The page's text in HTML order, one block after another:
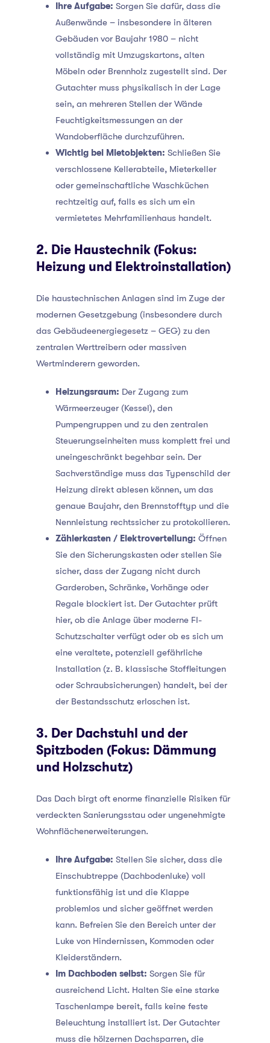
Ihre Aufgabe: Sorgen Sie dafür, dass die
Außenwände – insbesondere in älteren
Gebäuden vor Baujahr 1980 – nicht
vollständig mit Umzugskartons, alten
Möbeln oder Brennholz zugestellt sind. Der
Gutachter muss physikalisch in der Lage
sein, an mehreren Stellen der Wände
Feuchtigkeitsmessungen an der
Wandoberfläche durchzuführen.
Wichtig bei Mietobjekten: Schließen Sie
verschlossene Kellerabteile, Mieterkeller
oder gemeinschaftliche Waschküchen
rechtzeitig auf, falls es sich um ein
vermietetes Mehrfamilienhaus handelt.
2. Die Haustechnik (Fokus:
Heizung und Elektroinstallation)
Die haustechnischen Anlagen sind im Zuge der
modernen Gesetzgebung (insbesondere durch
das Gebäudeenergiegesetz – GEG) zu den
zentralen Werttreibern oder massiven
Wertminderern geworden.
Heizungsraum: Der Zugang zum
Wärmeerzeuger (Kessel), den
Pumpengruppen und zu den zentralen
Steuerungseinheiten muss komplett frei und
uneingeschränkt begehbar sein. Der
Sachverständige muss das Typenschild der
Heizung direkt ablesen können, um das
genaue Baujahr, den Brennstofftyp und die
Nennleistung rechtssicher zu protokollieren.
Zählerkasten / Elektroverteilung: Öffnen
Sie den Sicherungskasten oder stellen Sie
sicher, dass der Zugang nicht durch
Garderoben, Schränke, Vorhänge oder
Regale blockiert ist. Der Gutachter prüft
hier, ob die Anlage über moderne FI-
Schutzschalter verfügt oder ob es sich um
eine veraltete, potenziell gefährliche
Installation (z. B. klassische Stoffleitungen
oder Schraubsicherungen) handelt, bei der
der Bestandsschutz erloschen ist.
3. Der Dachstuhl und der
Spitzboden (Fokus: Dämmung
und Holzschutz)
Das Dach birgt oft enorme finanzielle Risiken für
verdeckten Sanierungsstau oder ungenehmigte
Wohnflächenerweiterungen.
Ihre Aufgabe: Stellen Sie sicher, dass die
Einschubtreppe (Dachbodenluke) voll
funktionsfähig ist und die Klappe
problemlos und sicher geöffnet werden
kann. Befreien Sie den Bereich unter der
Luke von Hindernissen, Kommoden oder
Kleiderständern.
Im Dachboden selbst: Sorgen Sie für
ausreichend Licht. Halten Sie eine starke
Taschenlampe bereit, falls keine feste
Beleuchtung installiert ist. Der Gutachter
muss die hölzernen Dachsparren, die